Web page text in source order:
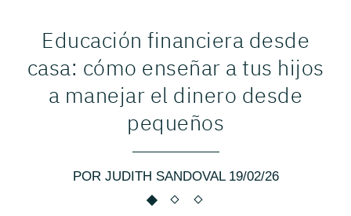
Educación financiera desde
casa: cómo enseñar a tus hijos
a manejar el dinero desde
pequeños
POR JUDITH SANDOVAL 19/02/26